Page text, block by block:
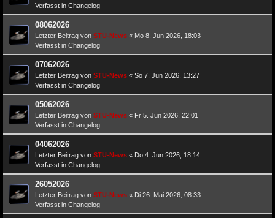
Verfasst in Changelog
08062026
Letzter Beitrag von STU-News « Mo 8. Jun 2026, 18:03
Verfasst in Changelog
07062026
Letzter Beitrag von STU-News « So 7. Jun 2026, 13:27
Verfasst in Changelog
05062026
Letzter Beitrag von STU-News « Fr 5. Jun 2026, 22:01
Verfasst in Changelog
04062026
Letzter Beitrag von STU-News « Do 4. Jun 2026, 18:14
Verfasst in Changelog
26052026
Letzter Beitrag von STU-News « Di 26. Mai 2026, 08:33
Verfasst in Changelog